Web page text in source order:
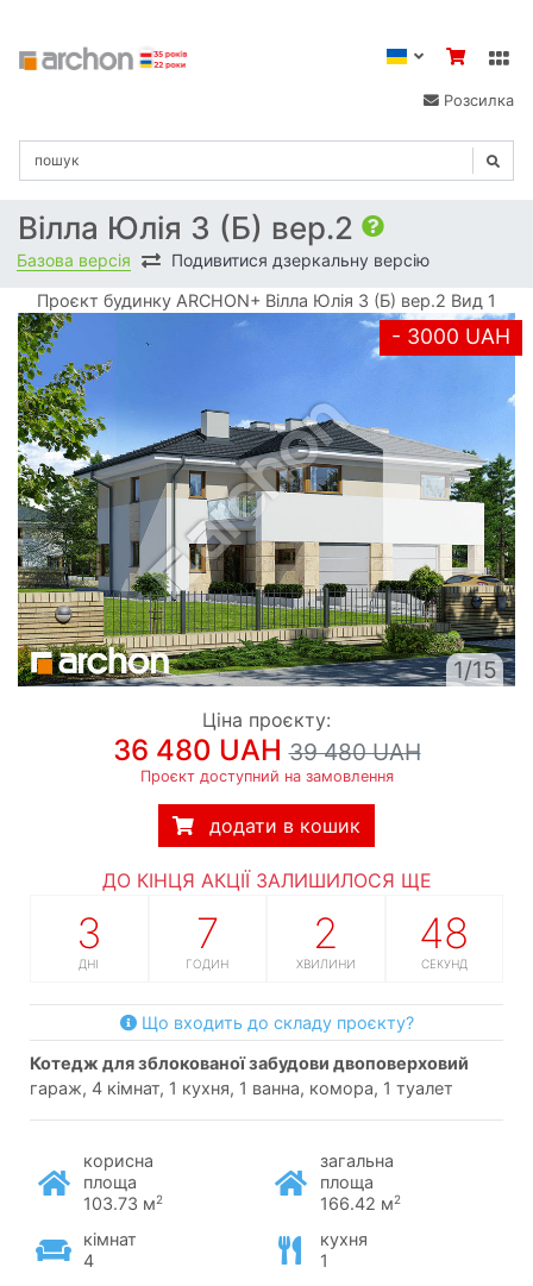
Розсилка
Вілла Юлія 3 (Б) вер.2
Базова версія Подивитися дзеркальну версію
Проєкт будинку ARCHON+ Вілла Юлія 3 (Б) вер.2 Вид 1
- 3000 UAH
1/15
Ціна проєкту:
36 480 UAH39 480 UAH
Проєкт доступний на замовлення
додати в кошик
ДО КІНЦЯ АКЦІЇ ЗАЛИШИЛОСЯ ЩЕ
3
ДНІ
7
ГОДИН
2
ХВИЛИНИ
47
СЕКУНД
Що входить до складу проєкту?
котедж для зблокованої забудови двоповерховий
гараж, 4 кімнат, 1 кухня, 1 ванна, комора, 1 туалет
корисна
площа
103.73 м2
загальна
площа
166.42 м2
кімнат
4
кухня
1